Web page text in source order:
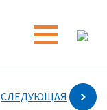
СЛЕДУЮЩАЯ